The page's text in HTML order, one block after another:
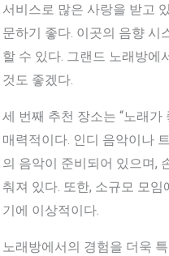
서비스로 많은 사랑을 받고
문하기 좋다. 이곳의 음향 시
할 수 있다. 그랜드 노래방에
것도 좋겠다.
세 번째 추천 장소는 “노래
매력적이다. 인디 음악이나
의 음악이 준비되어 있으며,
춰져 있다. 또한, 소규모 모
기에 이상적이다.
노래방에서의 경험을 더욱